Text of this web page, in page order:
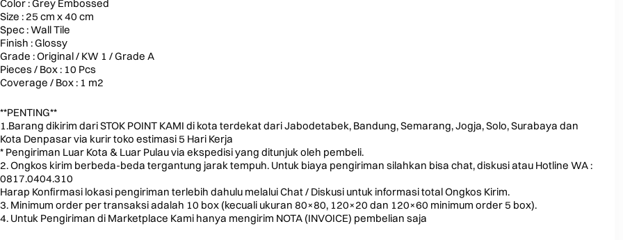
Color : Grey Embossed
Size : 25 cm x 40 cm
Spec : Wall Tile
Finish : Glossy
Grade : Original / KW 1 / Grade A
Pieces / Box : 10 Pcs
Coverage / Box : 1 m2
**PENTING**
1.Barang dikirim dari STOK POINT KAMI di kota terdekat dari Jabodetabek, Bandung, Semarang, Jogja, Solo, Surabaya dan
Kota Denpasar via kurir toko estimasi 5 Hari Kerja
* Pengiriman Luar Kota & Luar Pulau via ekspedisi yang ditunjuk oleh pembeli.
2. Ongkos kirim berbeda-beda tergantung jarak tempuh. Untuk biaya pengiriman silahkan bisa chat, diskusi atau Hotline WA :
0817.0404.310
Harap Konfirmasi lokasi pengiriman terlebih dahulu melalui Chat / Diskusi untuk informasi total Ongkos Kirim.
3. Minimum order per transaksi adalah 10 box (kecuali ukuran 80×80, 120×20 dan 120×60 minimum order 5 box).
4. Untuk Pengiriman di Marketplace Kami hanya mengirim NOTA (INVOICE) pembelian saja